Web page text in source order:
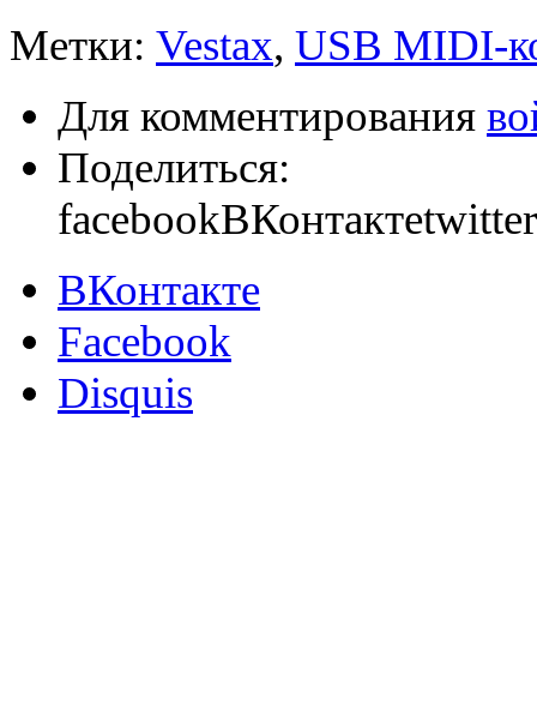
Метки: Vestax, USB MIDI-
Для комментирования
Поделиться:
facebookВКонтактеtwitter
ВКонтакте
Facebook
Disquis